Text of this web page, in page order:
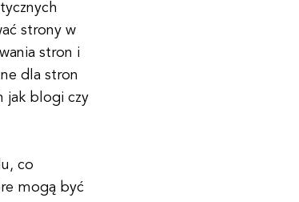
strony w
stron i
dla stron
jak blogi czy
co
mogą być